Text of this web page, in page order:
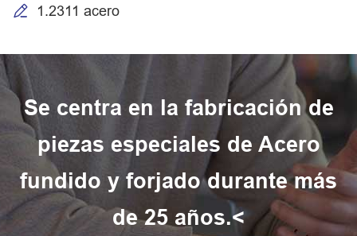
1.2311 acero
Se centra en la fabricación de
piezas especiales de Acero
fundido y forjado durante más
de 25 años.<